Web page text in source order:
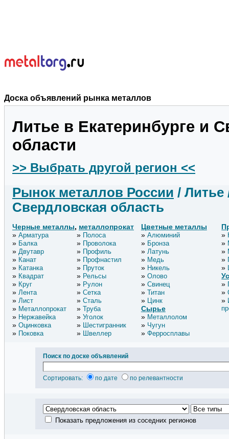
Доска объявлений рынка металлов
Литье в Екатеринбурге и
области
>> Выбрать другой регион <<
Рынок металлов России / Литье
Свердловская область
Черные металлы, металлопрокат
Арматура
Балка
Двутавр
Канат
Катанка
Квадрат
Круг
Лента
Лист
Металлопрокат
Нержавейка
Оцинковка
Поковка
Полоса
Проволока
Профиль
Профнастил
Пруток
Рельсы
Рулон
Сетка
Сталь
Труба
Уголок
Шестигранник
Швеллер
Цветные металлы
Алюминий
Бронза
Латунь
Медь
Никель
Олово
Свинец
Титан
Цинк
Сырье
Металлолом
Чугун
Ферросплавы
Поиск по доске объявлений
Сортировать: по дате по релевантности
Показать предложения из соседних регионов